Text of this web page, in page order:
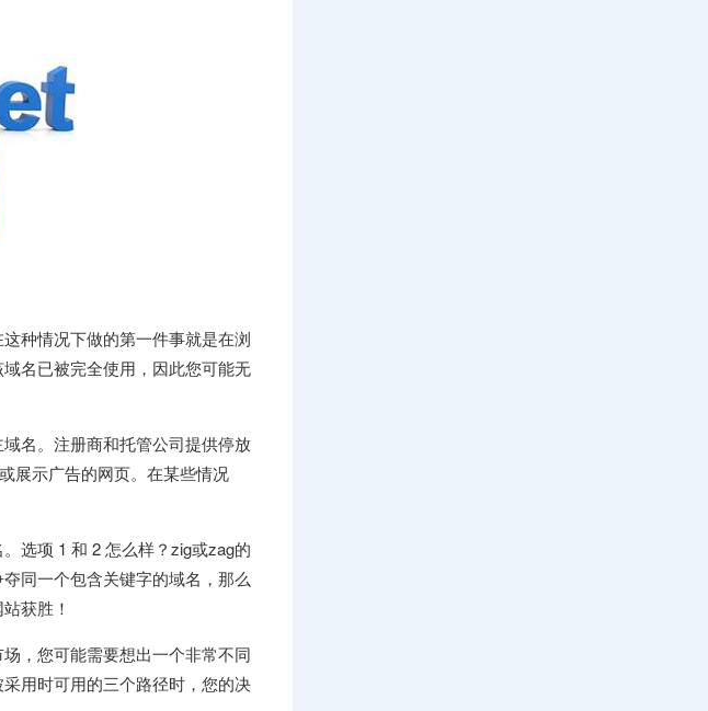
种情况下做的第一件事就是在浏
名已被完全使用，因此您可能无
名。注册商和托管公司提供停放
展示广告的网页。在某些情况
选项 1 和 2 怎么样？zig或zag的
同一个包含关键字的域名，那么
获胜！
，您可能需要想出一个非常不同
用时可用的三个路径时，您的决